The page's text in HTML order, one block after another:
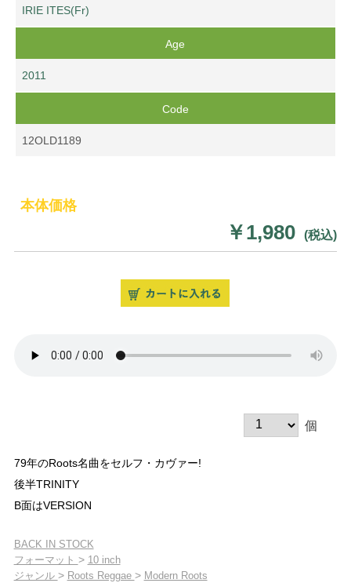
IRIE ITES(Fr)
Age
2011
Code
12OLD1189
本体価格
￥1,980 (税込)
個
79年のRoots名曲をセルフ・カヴァー!
後半TRINITY
B面はVERSION
BACK IN STOCK
フォーマット > 10 inch
ジャンル > Roots Reggae > Modern Roots